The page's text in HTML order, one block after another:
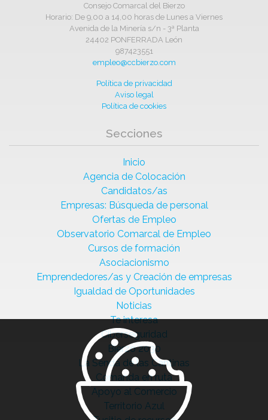
Consejo Comarcal del Bierzo
Horario: De 9,00 a 14,00 horas de Lunes a Viernes
Avenida de la Minería s/n - 3ª Planta
24402 PONFERRADA León
987423551
empleo@ccbierzo.com
Política de privacidad
Aviso legal
Política de cookies
Secciones
Inicio
Agencia de Colocación
Candidatos/as
Empresas: Búsqueda de personal
Ofertas de Empleo
Observatorio Comarcal de Empleo
Cursos de formación
Asociacionismo
Emprendedores/as y Creación de empresas
Igualdad de Oportunidades
Noticias
Te interesa
Ciberseguridad
Bierzo 2030
La Senda de las Cantinas
Comanda en ruta
Apoyo al Comercio
Territorio Azul